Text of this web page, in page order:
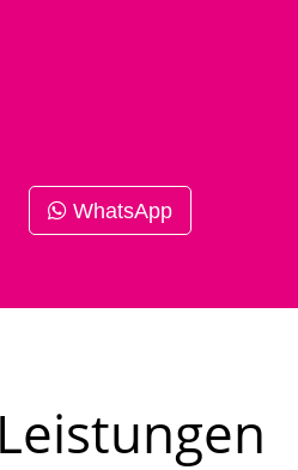
WhatsApp